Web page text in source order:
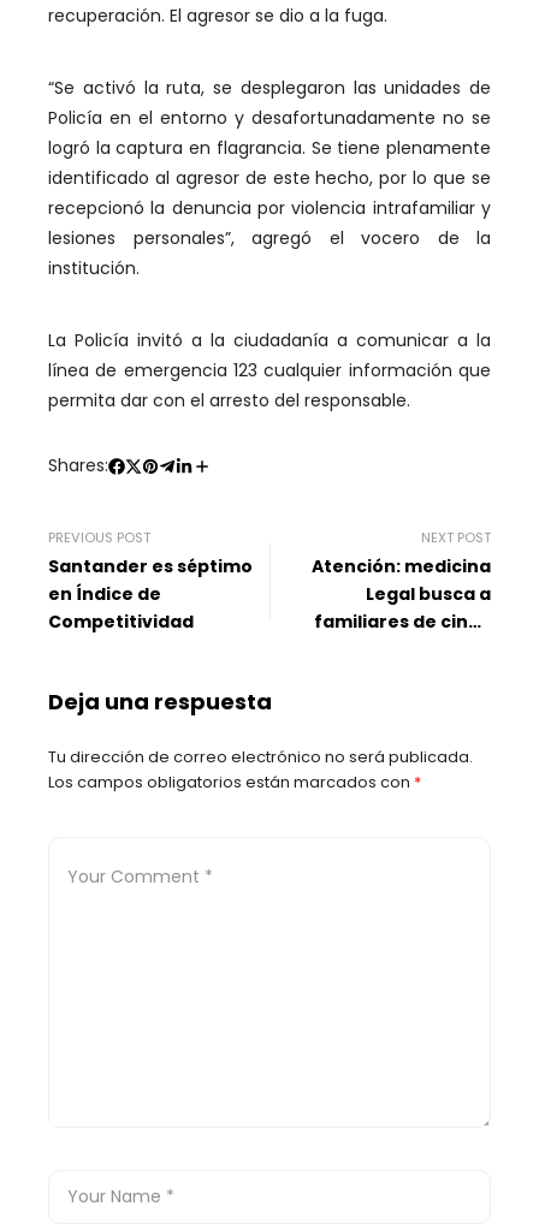
recuperación. El agresor se dio a la fuga.
“Se activó la ruta, se desplegaron las unidades de
Policía en el entorno y desafortunadamente no se
logró la captura en flagrancia. Se tiene plenamente
identificado al agresor de este hecho, por lo que se
recepcionó la denuncia por violencia intrafamiliar y
lesiones personales”, agregó el vocero de la
institución.
La Policía invitó a la ciudadanía a comunicar a la
línea de emergencia 123 cualquier información que
permita dar con el arresto del responsable.
Shares:
PREVIOUS POST
Santander es séptimo
en Índice de
Competitividad
NEXT POST
Atención: medicina
Legal busca a
familiares de cinco
Deja una respuesta
Tu dirección de correo electrónico no será publicada.
Los campos obligatorios están marcados con *